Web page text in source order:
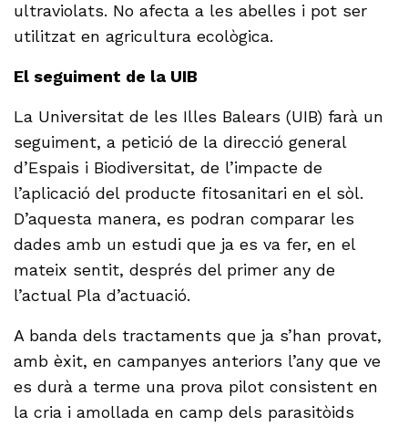
ultraviolats. No afecta a les abelles i pot ser
utilitzat en agricultura ecològica.
El seguiment de la UIB
La Universitat de les Illes Balears (UIB) farà un
seguiment, a petició de la direcció general
d’Espais i Biodiversitat, de l’impacte de
l’aplicació del producte fitosanitari en el sòl.
D’aquesta manera, es podran comparar les
dades amb un estudi que ja es va fer, en el
mateix sentit, després del primer any de
l’actual Pla d’actuació.
A banda dels tractaments que ja s’han provat,
amb èxit, en campanyes anteriors l’any que ve
es durà a terme una prova pilot consistent en
la cria i amollada en camp dels parasitòids